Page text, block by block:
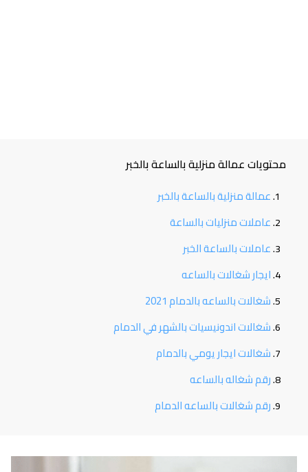
محتويات عمالة منزلية بالساعة بالخبر
عمالة منزلية بالساعة بالخبر
عاملات منزليات بالساعة
عاملات بالساعة الخبر
ايجار شغالات بالساعه
شغالات بالساعه بالدمام 2021
شغالات اندونيسيات بالشهر في الدمام
شغالات ايجار يومي بالدمام
رقم شغاله بالساعه
رقم شغالات بالساعه الدمام